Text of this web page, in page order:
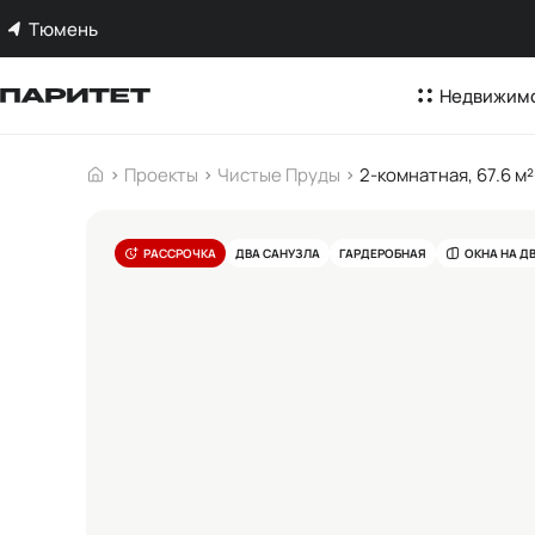
Тюмень
Проекты Чистые Пруды 2-комнатная, 67.6 м²
РАССРОЧКА ДВА САНУЗЛА ГАРДЕРОБНАЯ ОКНА НА